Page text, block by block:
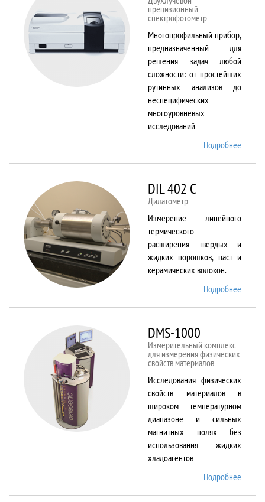
прецизионный
спектрофотометр
Многопрофильный прибор,
предназначенный для
решения задач любой
сложности: от простейших
рутинных анализов до
неспецифических
многоуровневых
исследований
Подробнее
DIL 402 C
Дилатометр
Измерение линейного
термического
расширения твердых и
жидких порошков, паст и
керамических волокон.
Подробнее
DMS-1000
Измерительный комплекс
для измерения физических
свойств материалов
Исследования физических
свойств материалов в
широком температурном
диапазоне и сильных
магнитных полях без
использования жидких
хладоагентов
Подробнее